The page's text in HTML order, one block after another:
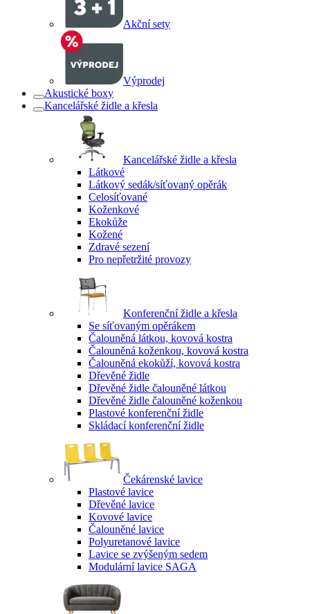
Akční sety
Výprodej
Akustické boxy
Kancelářské židle a křesla
Kancelářské židle a křesla
Látkové
Látkový sedák/síťovaný opěrák
Celosíťované
Koženkové
Ekokůže
Kožené
Zdravé sezení
Pro nepřetržité provozy
Konferenční židle a křesla
Se síťovaným opěrákem
Čalouněná látkou, kovová kostra
Čalouněná koženkou, kovová kostra
Čalouněná ekokůží, kovová kostra
Dřevěné židle
Dřevěné židle čalouněné látkou
Dřevěné židle čalouněné koženkou
Plastové konferenční židle
Skládací konferenční židle
Čekárenské lavice
Plastové lavice
Dřevěné lavice
Kovové lavice
Čalouněné lavice
Polyuretanové lavice
Lavice se zvýšeným sedem
Modulární lavice SAGA